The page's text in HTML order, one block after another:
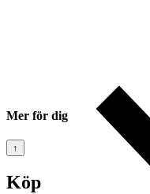
Mer för dig
↑
Köp